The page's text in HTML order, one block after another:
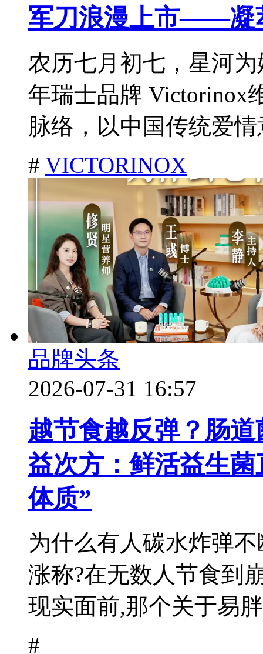
军刀浪漫上市——凝
农历七月初七，星河
年瑞士品牌 Victorinox
脉络，以中国传统爱情
# VICTORINOX
品牌头条
2026-07-31 16:57
越节食越反弹？肠
益次方：鲜活益生
体质”
为什么有人碳水炸弹
涨称?在无数人节食到
现实面前,那个关于易
#